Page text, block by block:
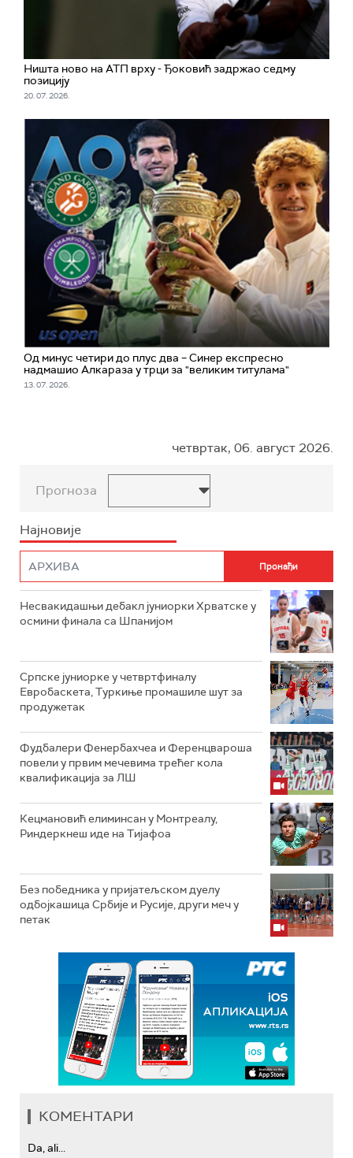
Ништа ново на АТП врху - Ђоковић задржао седму
позицију
20. 07. 2026.
Од минус четири до плус два – Синер експресно
надмашио Алкараза у трци за "великим титулама"
13. 07. 2026.
четвртак, 06. август 2026.
Прогноза
Најновије
Несвакидашњи дебакл јуниорки Хрватске у
осмини финала са Шпанијом
Српске јуниорке у четвртфиналу
Евробаскета, Туркиње промашиле шут за
продужетак
Фудбалери Фенербахчеа и Ференцвароша
повели у првим мечевима трећег кола
квалификација за ЛШ
Кецмановић елиминсан у Монтреалу,
Риндеркнеш иде на Тијафоа
Без победника у пријатељском дуелу
одбојкашица Србије и Русије, други меч у
петак
КОМЕНТАРИ
Da, ali...